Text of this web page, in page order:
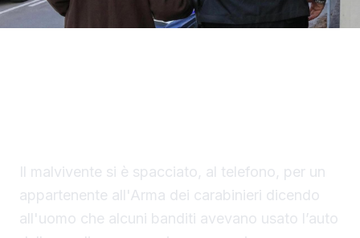
Il malvivente si è spacciato, al telefono, per un
appartenente all'Arma dei carabinieri dicendo
all'uomo che alcuni banditi avevano usato l’auto